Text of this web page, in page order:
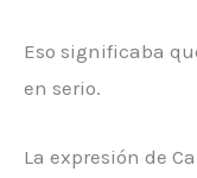
Eso significaba
en serio.
La expresión de